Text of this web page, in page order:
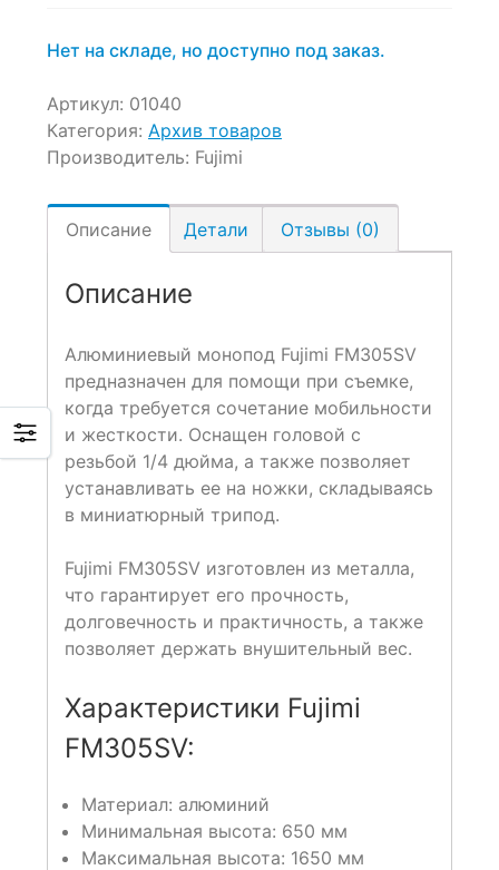
Нет на складе, но доступно под заказ.
Артикул: 01040
Категория: Архив товаров
Производитель: Fujimi
Описание Детали Отзывы (0)
Описание
Алюминиевый монопод Fujimi FM305SV
предназначен для помощи при съемке,
когда требуется сочетание мобильности
и жесткости. Оснащен головой с
резьбой 1/4 дюйма, а также позволяет
устанавливать ее на ножки, складываясь
в миниатюрный трипод.
Fujimi FM305SV изготовлен из металла,
что гарантирует его прочность,
долговечность и практичность, а также
позволяет держать внушительный вес.
Характеристики Fujimi
FM305SV:
Материал: алюминий
Минимальная высота: 650 мм
Максимальная высота: 1650 мм